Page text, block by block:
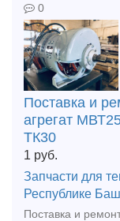
0
Поставка и
агрегат
ТК30
1 руб.
Запчасти для
Республике